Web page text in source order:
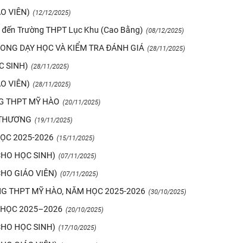
VIÊN) (12/12/2025)
Trường THPT Lục Khu (Cao Bằng) (08/12/2025)
DẠY HỌC VÀ KIỂM TRA ĐÁNH GIÁ (28/11/2025)
SINH) (28/11/2025)
VIÊN) (28/11/2025)
THPT MỸ HÀO (20/11/2025)
(19/11/2025)
2025-2026 (15/11/2025)
HỌC SINH) (07/11/2025)
GIÁO VIÊN) (07/11/2025)
THPT MỸ HÀO, NĂM HỌC 2025-2026 (30/10/2025)
HỌC 2025–2026 (20/10/2025)
HỌC SINH) (17/10/2025)